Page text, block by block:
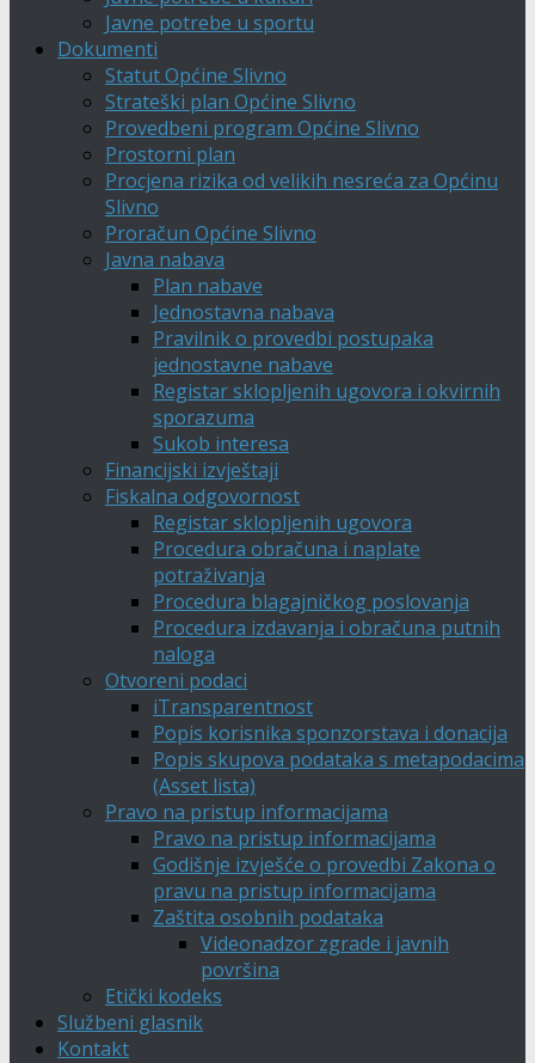
Javne potrebe u sportu
Dokumenti
Statut Općine Slivno
Strateški plan Općine Slivno
Provedbeni program Općine Slivno
Prostorni plan
Procjena rizika od velikih nesreća za Općinu
Slivno
Proračun Općine Slivno
Javna nabava
Plan nabave
Jednostavna nabava
Pravilnik o provedbi postupaka
jednostavne nabave
Registar sklopljenih ugovora i okvirnih
sporazuma
Sukob interesa
Financijski izvještaji
Fiskalna odgovornost
Registar sklopljenih ugovora
Procedura obračuna i naplate
potraživanja
Procedura blagajničkog poslovanja
Procedura izdavanja i obračuna putnih
naloga
Otvoreni podaci
iTransparentnost
Popis korisnika sponzorstava i donacija
Popis skupova podataka s metapodacima
(Asset lista)
Pravo na pristup informacijama
Pravo na pristup informacijama
Godišnje izvješće o provedbi Zakona o
pravu na pristup informacijama
Zaštita osobnih podataka
Videonadzor zgrade i javnih
površina
Etički kodeks
Službeni glasnik
Kontakt